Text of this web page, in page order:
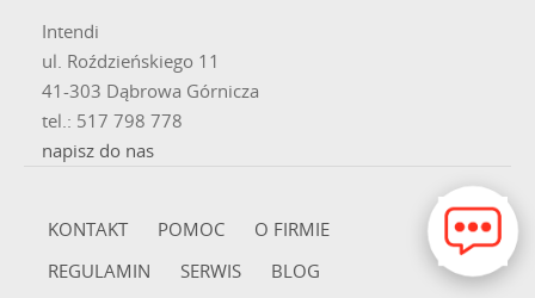
Intendi
ul. Roździeńskiego 11
41-303 Dąbrowa Górnicza
tel.: 517 798 778
napisz do nas
KONTAKT POMOC
O FIRMIE
REGULAMIN
SERWIS BLOG